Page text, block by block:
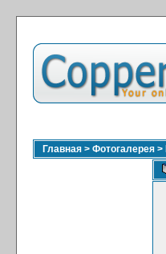
Главная > Фотогалерея >